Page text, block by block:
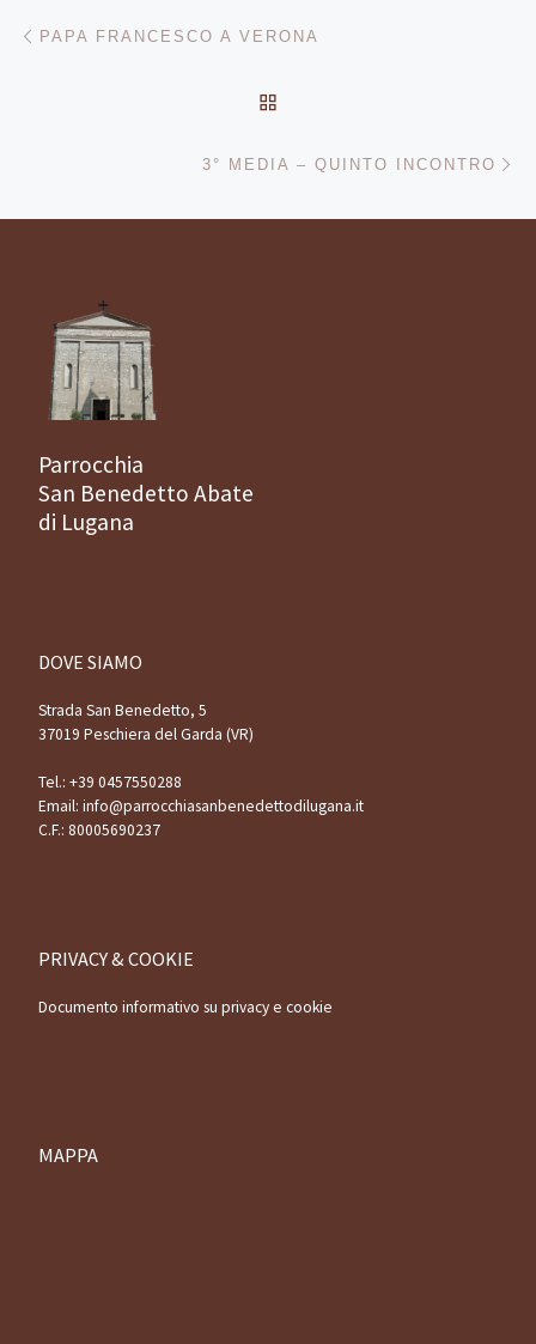
Navigazione articoli
PAPA FRANCESCO A VERONA
3° MEDIA – QUINTO INCONTRO
Parrocchia
San Benedetto Abate
di Lugana
DOVE SIAMO
Strada San Benedetto, 5
37019 Peschiera del Garda (VR)
Tel.: +39 0457550288
Email: info@parrocchiasanbenedettodilugana.it
C.F.: 80005690237
PRIVACY & COOKIE
Documento informativo su privacy e cookie
MAPPA